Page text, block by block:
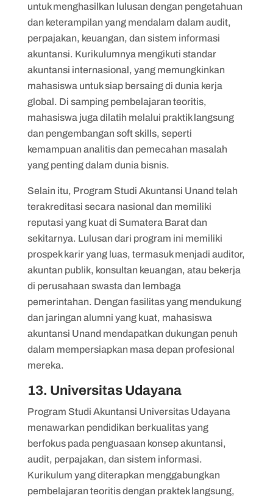
untuk menghasilkan lulusan dengan pengetahuan
dan keterampilan yang mendalam dalam audit,
perpajakan, keuangan, dan sistem informasi
akuntansi. Kurikulumnya mengikuti standar
akuntansi internasional, yang memungkinkan
mahasiswa untuk siap bersaing di dunia kerja
global. Di samping pembelajaran teoritis,
mahasiswa juga dilatih melalui praktik langsung
dan pengembangan soft skills, seperti
kemampuan analitis dan pemecahan masalah
yang penting dalam dunia bisnis.
Selain itu, Program Studi Akuntansi Unand telah
terakreditasi secara nasional dan memiliki
reputasi yang kuat di Sumatera Barat dan
sekitarnya. Lulusan dari program ini memiliki
prospek karir yang luas, termasuk menjadi auditor,
akuntan publik, konsultan keuangan, atau bekerja
di perusahaan swasta dan lembaga
pemerintahan. Dengan fasilitas yang mendukung
dan jaringan alumni yang kuat, mahasiswa
akuntansi Unand mendapatkan dukungan penuh
dalam mempersiapkan masa depan profesional
mereka.
13. Universitas Udayana
Program Studi Akuntansi Universitas Udayana
menawarkan pendidikan berkualitas yang
berfokus pada penguasaan konsep akuntansi,
audit, perpajakan, dan sistem informasi.
Kurikulum yang diterapkan menggabungkan
pembelajaran teoritis dengan praktek langsung,